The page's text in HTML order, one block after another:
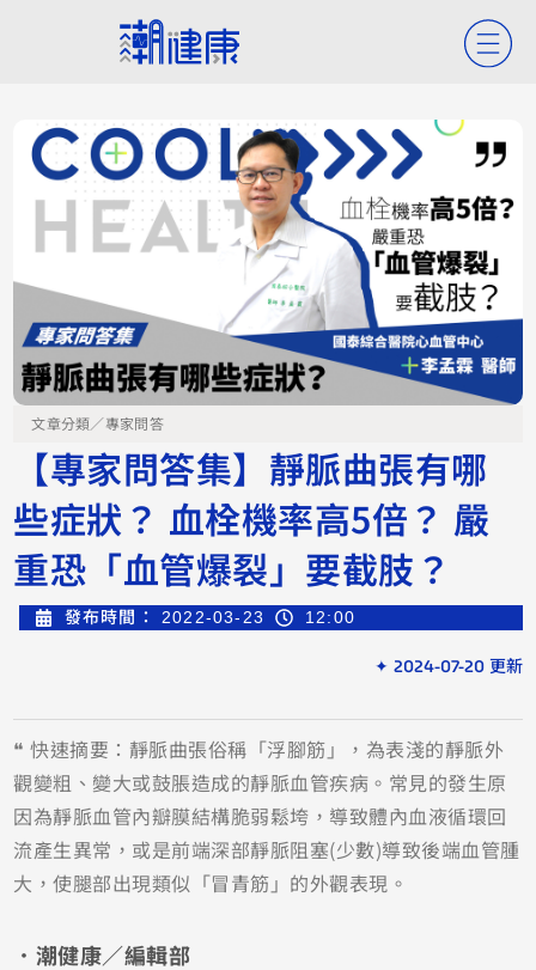
文章分類／專家問答
【專家問答集】靜脈曲張有哪
些症狀？ 血栓機率高5倍？ 嚴
重恐「血管爆裂」要截肢？
發布時間： 2022-03-23 12:00
✦ 2024-07-20 更新
❝ 快速摘要：靜脈曲張俗稱「浮腳筋」，為表淺的靜脈外
觀變粗、變大或鼓脹造成的靜脈血管疾病。常見的發生原
因為靜脈血管內瓣膜結構脆弱鬆垮，導致體內血液循環回
流產生異常，或是前端深部靜脈阻塞(少數)導致後端血管腫
大，使腿部出現類似「冒青筋」的外觀表現。
．潮健康／編輯部